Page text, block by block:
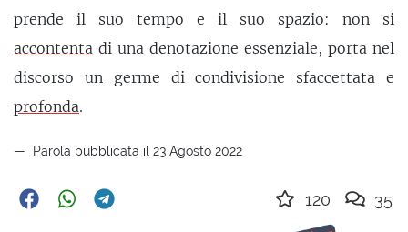
prende il suo tempo e il suo spazio: non si
accontenta di una denotazione essenziale, porta nel
discorso un germe di condivisione sfaccettata e
profonda.
Parola pubblicata il 23 Agosto 2022
120 35